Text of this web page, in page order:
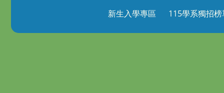
新生入學專區 115學系獨招